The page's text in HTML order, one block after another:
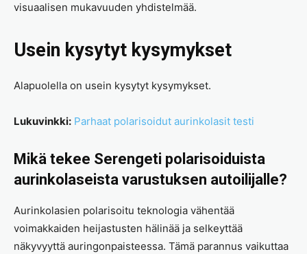
visuaalisen mukavuuden yhdistelmää.
Usein kysytyt kysymykset
Alapuolella on usein kysytyt kysymykset.
Lukuvinkki: Parhaat polarisoidut aurinkolasit testi
Mikä tekee Serengeti polarisoiduista
aurinkolaseista varustuksen autoilijalle?
Aurinkolasien polarisoitu teknologia vähentää
voimakkaiden heijastusten hälinää ja selkeyttää
näkyvyyttä auringonpaisteessa. Tämä parannus vaikuttaa